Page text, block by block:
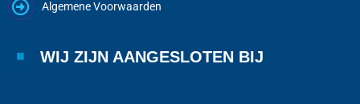
Algemene Voorwaarden
WIJ ZIJN AANGESLOTEN BIJ